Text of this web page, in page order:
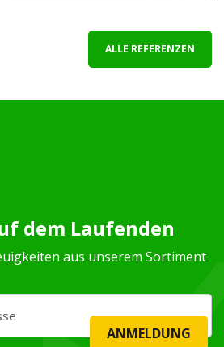
ALLE REFERENZEN
dem Laufenden
aus unserem Sortiment
ANMELDUNG